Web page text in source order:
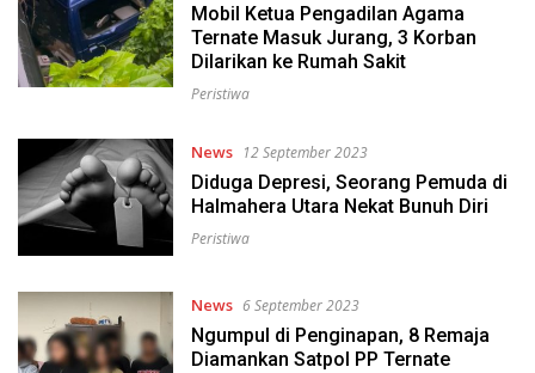
Mobil Ketua Pengadilan Agama
Ternate Masuk Jurang, 3 Korban
Dilarikan ke Rumah Sakit
Peristiwa
News 12 September 2023
Diduga Depresi, Seorang Pemuda di
Halmahera Utara Nekat Bunuh Diri
Peristiwa
News 6 September 2023
Ngumpul di Penginapan, 8 Remaja
Diamankan Satpol PP Ternate